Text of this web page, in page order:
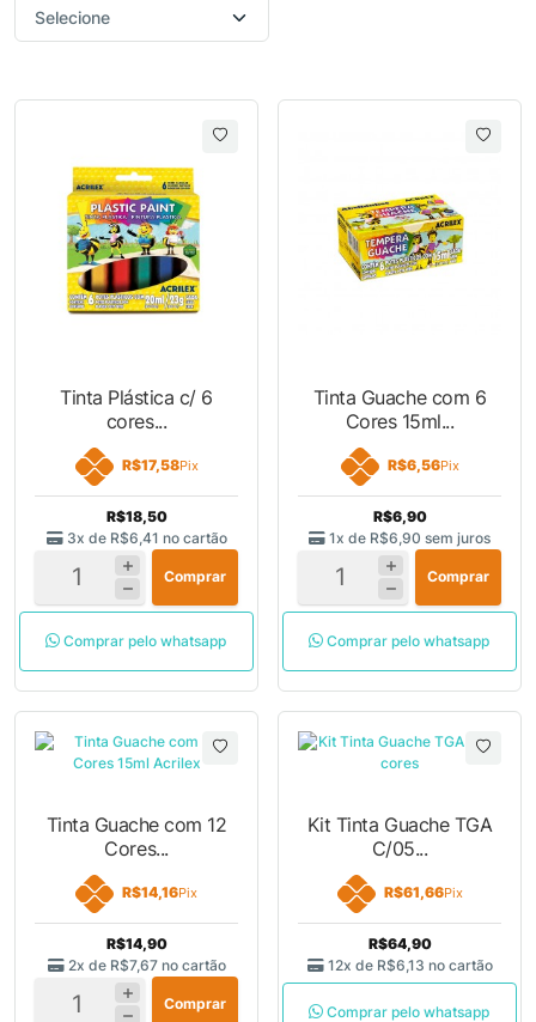
Tinta Plástica c/ 6
cores...
R$17,58Pix
R$18,50
3x de R$6,41 no cartão
Comprar
Comprar pelo whatsapp
Tinta Guache com 6
Cores 15ml...
R$6,56Pix
R$6,90
1x de R$6,90 sem juros
Comprar
Comprar pelo whatsapp
Tinta Guache com 12
Cores...
R$14,16Pix
R$14,90
2x de R$7,67 no cartão
Comprar
Kit Tinta Guache TGA
C/05...
R$61,66Pix
R$64,90
12x de R$6,13 no cartão
Comprar pelo whatsapp